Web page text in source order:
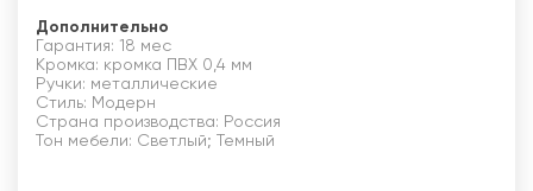
Дополнительно
Гарантия: 18 мес
Кромка: кромка ПВХ 0,4 мм
Ручки: металлические
Стиль: Модерн
Страна производства: Россия
Тон мебели: Светлый; Темный